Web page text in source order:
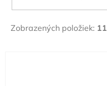
Zobrazených položiek: 11